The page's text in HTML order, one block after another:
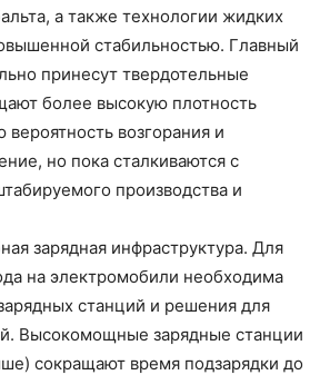
а также технологии жидких
стабильностью. Главный
принесут твердотельные
более высокую плотность
возгорания и
но пока сталкиваются с
производства и
зарядная инфраструктура. Для
на электромобили необходима
станций и решения для
Высокомощные зарядные станции
сокращают время подзарядки до